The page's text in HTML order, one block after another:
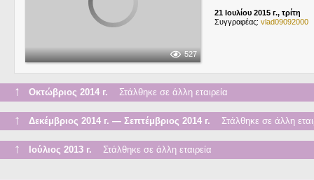
527
21 Ιουλίου 2015 г., τρίτη
Συγγραφέας: vlad09092000
↑ Οκτώβριος 2014 г. Στάλθηκε σε άλλη εταιρεία
↑ Δεκέμβριος 2014 г. — Σεπτέμβριος 2014 г. Στάλθηκε σε άλλη
↑ Ιούλιος 2013 г. Στάλθηκε σε άλλη εταιρεία